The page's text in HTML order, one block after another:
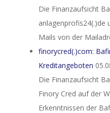
Die Finanzaufsicht
anlagenprofis24(.)de
Mails von der
finorycred(.)com:
Kreditangeboten
Die Finanzaufsicht
Finory Cred auf der
Erkenntnissen der